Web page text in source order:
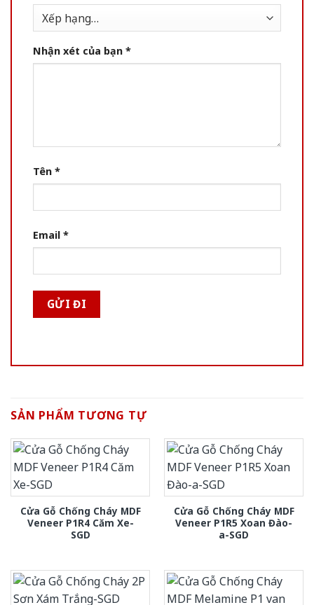
Nhận xét của bạn *
Tên *
Email *
SẢN PHẨM TƯƠNG TỰ
Cửa Gỗ Chống Cháy MDF
Veneer P1R4 Căm Xe-
SGD
Cửa Gỗ Chống Cháy MDF
Veneer P1R5 Xoan Đào-
a-SGD